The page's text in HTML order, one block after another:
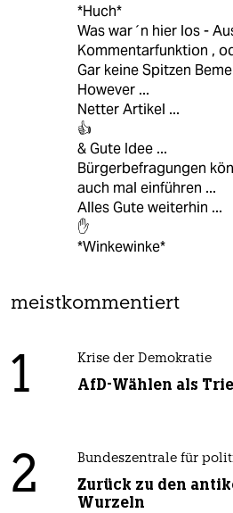
*Huch*
Was war´n hier los -
Kommentarfunktion ,
Gar keine Spitzen
However ...
Netter Artikel ...
👍
& Gute Idee ...
Bürgerbefragungen
auch mal einführen ...
Alles Gute weiterhin ...
✋
*Winkewinke*
meistkommentiert
1 Krise der Demokratie
AfD-Wählen als
2 Bundeszentrale für
Zurück zu den
Wurzeln